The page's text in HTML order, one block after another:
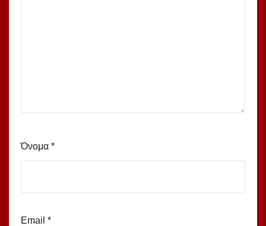
Όνομα *
Email *